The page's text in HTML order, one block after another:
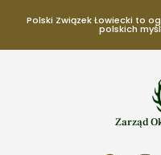
Polski Związek Łowiecki to
polskich
Zarząd